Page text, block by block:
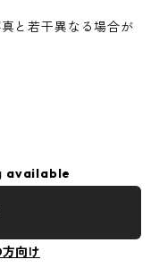
と若干異なる場合が
available
向け